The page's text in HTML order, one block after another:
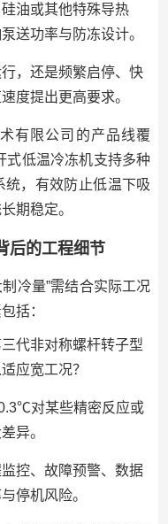
油或其他特殊导热
送功率与防冻设计。
，还是频繁启停、快
度提出更高要求。
有限公司的产品线覆
低温冷冻机支持多种
，有效防止低温下吸
期稳定。
后的工程细节
冷量”需结合实际工况
括：
代非对称螺杆转子型
应宽工况？
对某些精密反应或
异。
控、故障预警、数据
停机风险。